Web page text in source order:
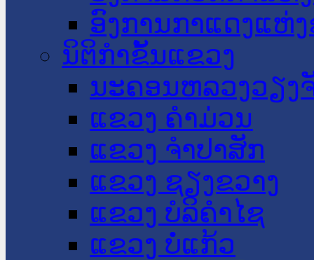
ອົງການກາແດງແຫ່
ນິຕິກໍາຂັ້ນແຂວງ
ນະ​ຄອນ​ຫລວງວຽງ
ແຂວງ ຄໍາມ່ວນ
ແຂວງ ຈໍາປາສັກ
ແຂວງ ຊຽງຂວາງ
ແຂວງ ບໍລິຄໍາໄຊ
ແຂວງ ບໍ່ແກ້ວ